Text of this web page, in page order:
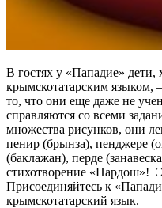
В гостях у «Пападие»
крымскотатарским
то, что они еще даже не
справляются со всеми
множества рисунков, они
пенир (брынза), пенджере
(баклажан), перде
стихотворение «Пардош»!
Присоединяйтесь к
крымскотатарский язык.